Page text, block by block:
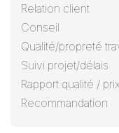
Relation client
Conseil
Qualité/propreté
Suivi projet/délais
Rapport qualité /
Recommandation